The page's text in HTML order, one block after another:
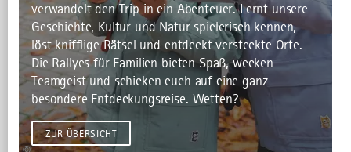
verwandelt den Trip in ein Abenteuer. Lernt unsere
Geschichte, Kultur und Natur spielerisch kennen,
löst knifflige Rätsel und entdeckt versteckte Orte.
Die Rallyes für Familien bieten Spaß, wecken
Teamgeist und schicken euch auf eine ganz
besondere Entdeckungsreise. Wetten?
ZUR ÜBERSICHT